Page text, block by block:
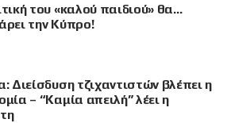
του «καλού παιδιού» θα…
την Κύπρο!
Διείσδυση τζιχαντιστών βλέπει η
– “Καμία απειλή” λέει η